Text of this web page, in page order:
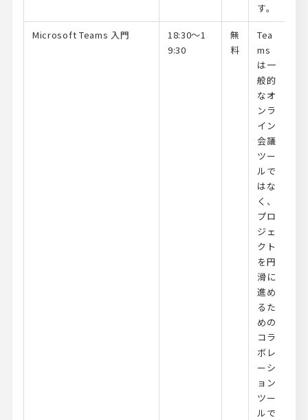
す。
Microsoft Teams 入門
18:30～1
9:30
無
料
Tea
ms
は一
般的
なオ
ンラ
イン
会議
ツー
ルで
はな
く、
プロ
ジェ
クト
を円
滑に
進め
るた
めの
コラ
ボレ
ーシ
ョン
ツー
ルで